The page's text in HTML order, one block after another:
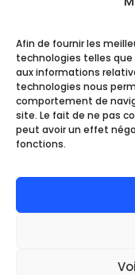
Afin de fournir les
technologies telles
aux informations
technologies nous
comportement de
site. Le fait de ne pas
peut avoir un effet
fonctions.
Contacto
Informação
Termos e
Início
As nossas
Bons planos
Métodos de